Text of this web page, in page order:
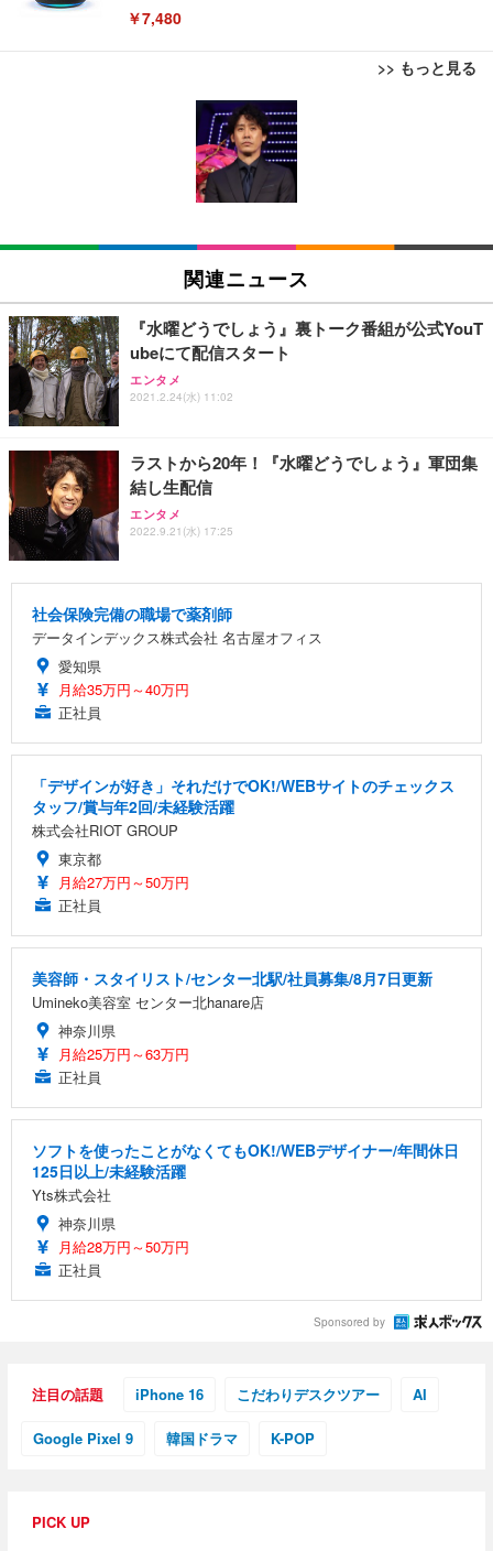
￥7,480
>> もっと見る
[EdoErgo] オフィスチェア 椅子 テレワーク 疲れな
い 跳ね上げ式アームレスト コンパクト 約105度ロッ
キング pc 事務椅子 360度回転 座面昇降 強化ナイロ
ン樹脂ベース 通気性メッシュ 在宅ワーク H-WY01
(黒網+黒枠+黒足)
SIHOO B100 オフィスチェア／デスクチェア メッシ
ュチェア 人間工学 疲れない ブラック
￥27,999
ワーク チェア 強化バックレスト 30度ロッキング機
能 人間工学 椅子 腰サポート 90度跳ね上げ式アーム
務用 おしゃれ パソコンチェア (ブラック)
Sezlife オフィスチェア デスクチェア 疲れない テレ
ワーク チェア 強化バックレスト 30度ロッキング機
能 人間工学 椅子 腰サポート 90度跳ね上げ式アーム
ANDWINT オフィスチェア デスクチェア 肘なし メ
ッシュ 通気性 ランバーサポート付き 腰サポート ガ
ト 幅52×奥行58.5×高さ84～96cm テレワーク 在宅
￥4,139
EIZO ビジネス向けプレミアムモニター | FlexScan
EV3240X-WT | 31.5型4K UHD・USB Type-C・ホワ
￥105,595
EIZO ビジネス向けプレミアムモニター | FlexScan
￥109,572
【純正品】27"ゲーミングモニター DualSense 充電
フック付き（CFI-ZDM1J）
【整備済み品】Dell E2724HS 27インチ 液晶モニタ
ー フルHD（1920×1080）VA 非光沢 HDMI/DisplayP
ort/VGA スピーカー内蔵 高さ調整 スイベル VESA対
【MiniLED/24.5inch/280Hz/FHD】GRAPHT THE S
HOOTER Gaming Monitor 24” Essential ゲーミン
像低減 (3年保証 | 輝点保証 | 日本メーカー)
￥34,980
Amazonベーシック ペットシーツ 薄型 レギュラー 1
回使い捨て 無香料 ホワイト 300枚
Amazonベーシック ペットシーツ 厚型 ワイド 42枚
x2袋(84枚) ホワイト(吸収面:ライトブルー)
￥3,234
ネオ・ルーライフ ネオ・オムツ L 中型犬用 26枚入
り 単品
Smart Basic(スマートベーシック) 【Amazon.co.jp
限定】 Smart Basic アイリスオーヤマ ペットシーツ
超厚型 お徳用 ワイド 100枚入 (x 1) (ケース販売)
アイリスオーヤマ ペットシーツ 超厚型 お徳用 レギ
￥3,731
関連ニュース
『水曜どうでしょう』裏トーク番組が公式YouT
ubeにて配信スタート
エンタメ
2021.2.24(水) 11:02
ラストから20年！『水曜どうでしょう』軍団集
結し生配信
エンタメ
2022.9.21(水) 17:25
社会保険完備の職場で薬剤師
データインデックス株式会社 名古屋オフィス
愛知県
月給35万円～40万円
正社員
「デザインが好き」それだけでOK!/WEBサイトのチェックス
タッフ/賞与年2回/未経験活躍
株式会社RIOT GROUP
東京都
月給27万円～50万円
正社員
美容師・スタイリスト/センター北駅/社員募集/8月7日更新
Umineko美容室 センター北hanare店
神奈川県
月給25万円～63万円
正社員
ソフトを使ったことがなくてもOK!/WEBデザイナー/年間休日
125日以上/未経験活躍
Yts株式会社
神奈川県
月給28万円～50万円
正社員
Sponsored by
注目の話題 iPhone 16 こだわりデスクツアー AI
Google Pixel 9 韓国ドラマ K-POP
PICK UP